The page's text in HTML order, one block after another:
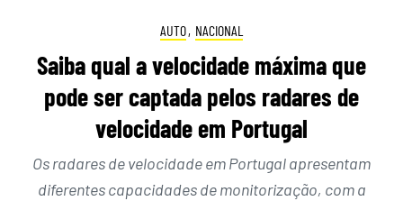
AUTO, NACIONAL
Saiba qual a velocidade máxima que
pode ser captada pelos radares de
velocidade em Portugal
Os radares de velocidade em Portugal apresentam
diferentes capacidades de monitorização, com a